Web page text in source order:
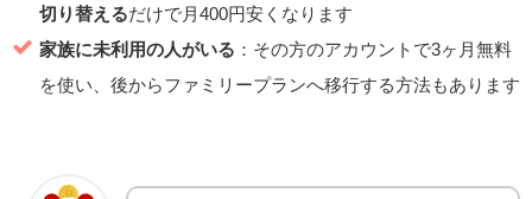
切り替えるだけで月400円安くなります
家族に未利用の人がいる ：その方のアカウントで3ヶ月無料
を使い、後からファミリープランへ移行する方法もあります